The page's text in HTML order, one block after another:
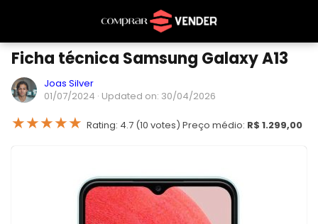
Ficha técnica Samsung Galaxy A13
Joas Silver
01/07/2024 · Updated on: 30/04/2026
★★★★★ Rating: 4.7 (10 votes) Preço médio: R$ 1.299,00